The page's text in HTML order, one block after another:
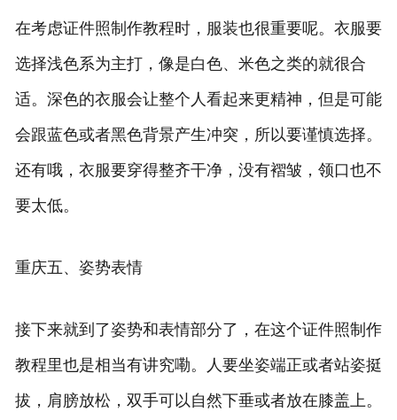
在考虑证件照制作教程时，服装也很重要呢。衣服要
选择浅色系为主打，像是白色、米色之类的就很合
适。深色的衣服会让整个人看起来更精神，但是可能
会跟蓝色或者黑色背景产生冲突，所以要谨慎选择。
还有哦，衣服要穿得整齐干净，没有褶皱，领口也不
要太低。
重庆五、姿势表情
接下来就到了姿势和表情部分了，在这个证件照制作
教程里也是相当有讲究嘞。人要坐姿端正或者站姿挺
拔，肩膀放松，双手可以自然下垂或者放在膝盖上。